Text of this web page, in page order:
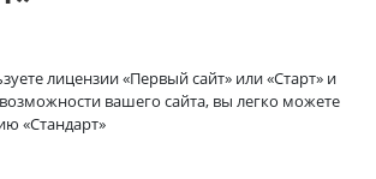
лицензии «Первый сайт» или «Старт» и
вашего сайта, вы легко можете
«Стандарт»